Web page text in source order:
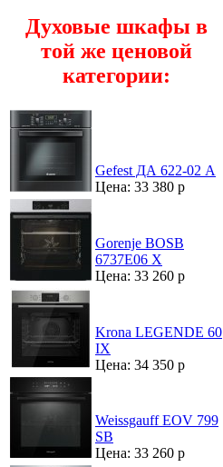
Духовые шкафы в
той же ценовой
категории:
Gefest ДА 622-02 A
Цена: 33 380 р
Gorenje BOSB
6737E06 X
Цена: 33 260 р
Krona LEGENDE 60
IX
Цена: 34 350 р
Weissgauff EOV 799
SB
Цена: 33 260 р